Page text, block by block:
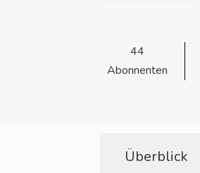
44
Abonnenten
Überblick